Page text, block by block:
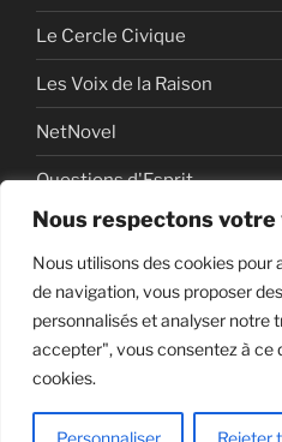
Nous respectons votre
Nous utilisons des cookies
de navigation, vous proposer
personnalisés et analyser notre
accepter", vous consentez à ce
cookies.
Personnaliser Rejeter
Le Cercle Civique
Les Voix de la Raison
NetNovel
Questions d'Esprit
Série
Série vidéo
WordPress